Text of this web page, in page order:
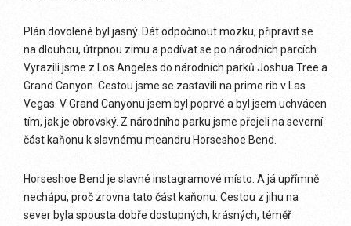
Plán dovolené byl jasný. Dát odpočinout mozku, připravit se
na dlouhou, útrpnou zimu a podívat se po národních parcích.
Vyrazili jsme z Los Angeles do národních parků Joshua Tree a
Grand Canyon. Cestou jsme se zastavili na prime rib v Las
Vegas. V Grand Canyonu jsem byl poprvé a byl jsem uchvácen
tím, jak je obrovský. Z národního parku jsme přejeli na severní
část kaňonu k slavnému meandru Horseshoe Bend.
Horseshoe Bend je slavné instagramové místo. A já upřímně
nechápu, proč zrovna tato část kaňonu. Cestou z jihu na
sever byla spousta dobře dostupných, krásných, téměř